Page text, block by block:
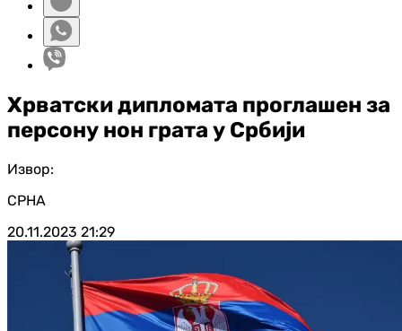
Хрватски дипломата проглашен за
персону нон грата у Србији
Извор:
СРНА
20.11.2023 21:29